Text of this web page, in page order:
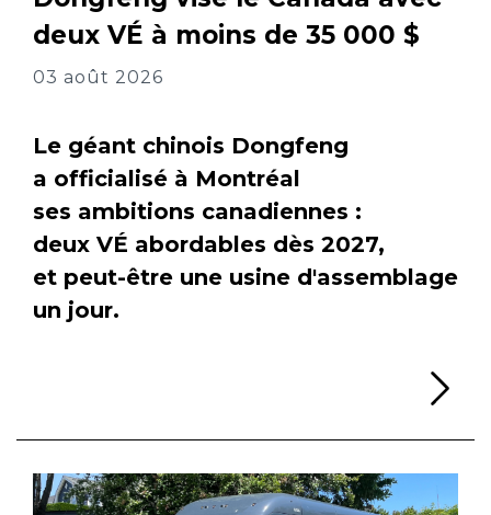
deux VÉ à moins de 35 000 $
03 août 2026
Le géant chinois Dongfeng
a officialisé à Montréal
ses ambitions canadiennes :
deux VÉ abordables dès 2027,
et peut-être une usine d'assemblage
un jour.